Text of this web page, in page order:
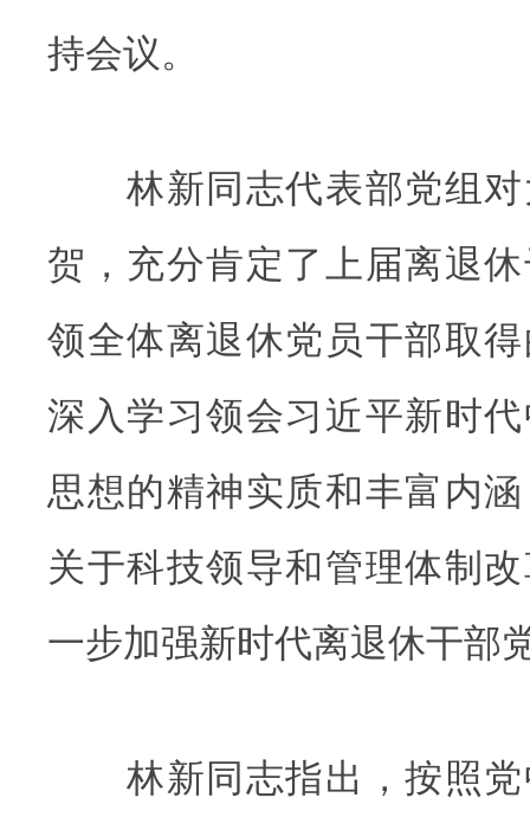
持会议。
林新同志代表部党组对
贺，充分肯定了上届离退
领全体离退休党员干部取
深入学习领会习近平新时
思想的精神实质和丰富内
关于科技领导和管理体制
一步加强新时代离退休干部
林新同志指出，按照党